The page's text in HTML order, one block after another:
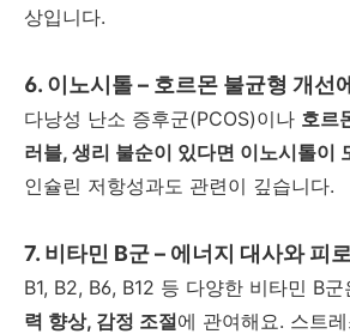
상입니다.
6. 이노시톨– 호르몬 불균형 개선
다낭성 난소 증후군(PCOS)이나 호르
러블, 생리 불순이 있다면 이노시톨이
인슐린 저항성과도 관련이 깊습니다.
7. 비타민 B군– 에너지 대사와 피
B1, B2, B6, B12 등 다양한 비타민 B군
력 향상, 감정 조절에 관여해요. 스트